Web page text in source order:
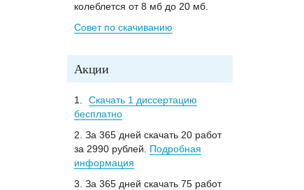
колеблется от 8 мб до 20 мб.
Совет по скачиванию
Акции
1.
Скачать 1 диссертацию
бесплатно
2. За 365 дней скачать 20 работ
за 2990 рублей. Подробная
информация
3. За 365 дней скачать 75 работ